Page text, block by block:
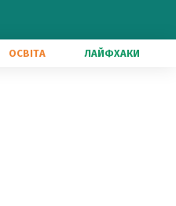
ОСВІТА ЛАЙФХАКИ